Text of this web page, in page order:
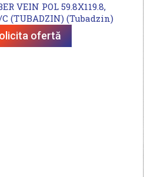
VEIN POL 59.8X119.8,
C (TUBADZIN) (Tubadzin)
ofertă